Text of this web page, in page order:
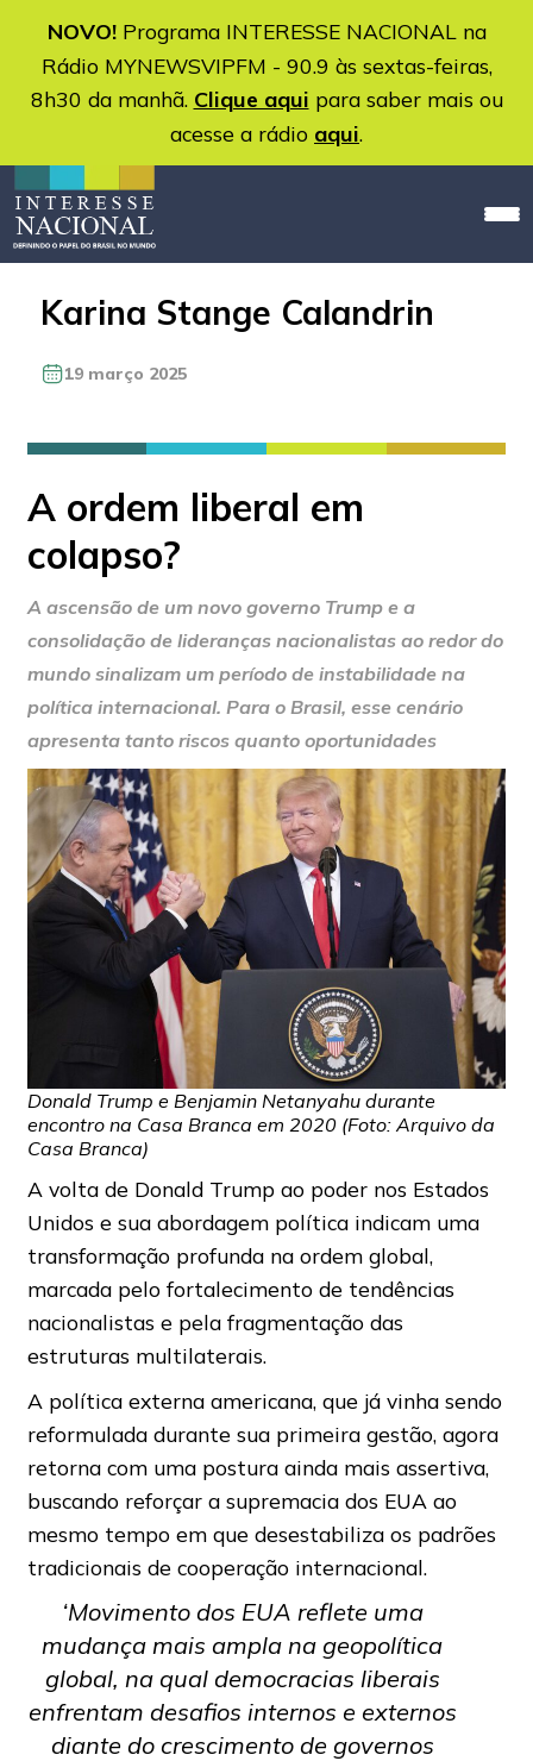
NOVO!Programa INTERESSE NACIONAL na
Rádio MYNEWSVIPFM - 90.9 às sextas-feiras,
8h30 da manhã. Clique aqui para saber mais ou
acesse a rádio aqui.
Karina Stange Calandrin
19 março 2025
A ordem liberal em
colapso?
A ascensão de um novo governo Trump e a
consolidação de lideranças nacionalistas ao redor do
mundo sinalizam um período de instabilidade na
política internacional. Para o Brasil, esse cenário
apresenta tanto riscos quanto oportunidades
Donald Trump e Benjamin Netanyahu durante
encontro na Casa Branca em 2020 (Foto: Arquivo da
Casa Branca)
A volta de Donald Trump ao poder nos Estados
Unidos e sua abordagem política indicam uma
transformação profunda na ordem global,
marcada pelo fortalecimento de tendências
nacionalistas e pela fragmentação das
estruturas multilaterais.
A política externa americana, que já vinha sendo
reformulada durante sua primeira gestão, agora
retorna com uma postura ainda mais assertiva,
buscando reforçar a supremacia dos EUA ao
mesmo tempo em que desestabiliza os padrões
tradicionais de cooperação internacional.
‘Movimento dos EUA reflete uma
mudança mais ampla na geopolítica
global, na qual democracias liberais
enfrentam desafios internos e externos
diante do crescimento de governos